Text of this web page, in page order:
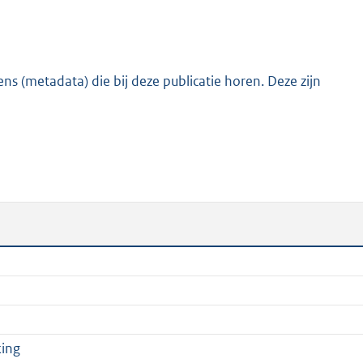
M
(metadata) die bij deze publicatie horen. Deze zijn